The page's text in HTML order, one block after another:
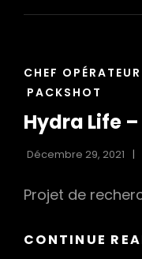
CAT
LINKS
CHEF OPÉRATEUR
PACKSHOT
Hydra Life
Décembre 29, 2021
Projet de
CONTINUE